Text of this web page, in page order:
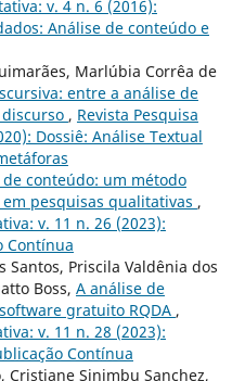
v. 4 n. 6 (2016):
Análise de conteúdo e
Marlúbia Corrêa de
entre a análise de
, Revista Pesquisa
Dossiê: Análise Textual
de conteúdo: um método
pesquisas qualitativas ,
v. 11 n. 26 (2023):
Contínua
Santos, Priscila Valdênia dos
Boss, A análise de
gratuito RQDA ,
v. 11 n. 28 (2023):
Contínua
Cristiane Sinimbu Sanchez,